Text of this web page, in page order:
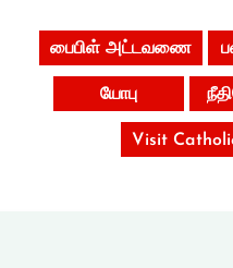
பைபிள் அட்டவணை
யோபு
Visit